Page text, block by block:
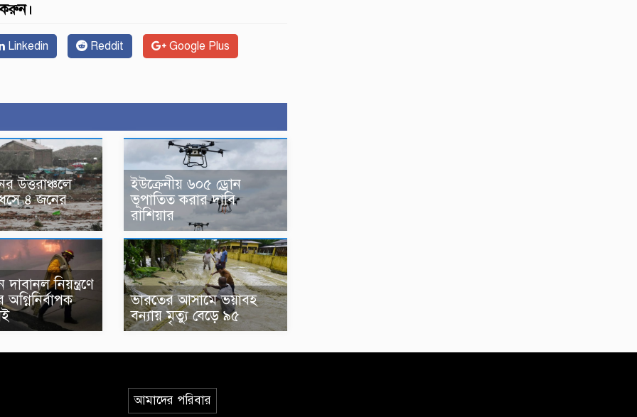
Linkedin Reddit Google Plus
উত্তরাঞ্চলে
৪ জনের
ইউক্রেনীয় ৬০৫ ড্রোন
ভূপাতিত করার দাবি
রাশিয়ার
দাবানল নিয়ন্ত্রণে
ভারতের আসামে ভয়াবহ
বন্যায় মৃত্যু বেড়ে ৯৫
আমাদের পরিবার